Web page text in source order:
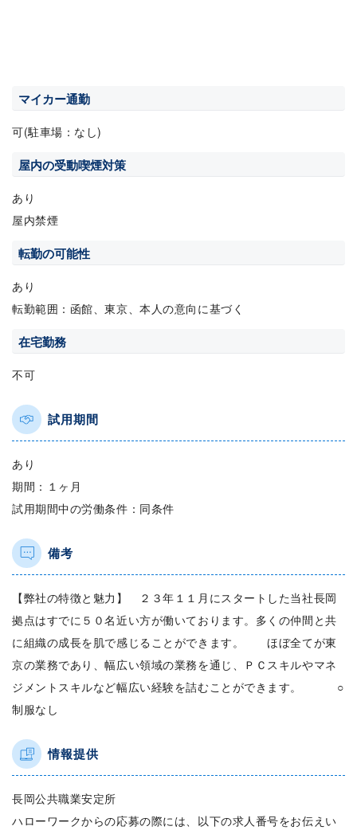
マイカー通勤
可(駐車場：なし)
屋内の受動喫煙対策
あり
屋内禁煙
転勤の可能性
あり
転勤範囲：函館、東京、本人の意向に基づく
在宅勤務
不可
試用期間
あり
期間：１ヶ月
試用期間中の労働条件：同条件
備考
【弊社の特徴と魅力】 ２３年１１月にスタートした当社長岡
拠点はすでに５０名近い方が働いております。多くの仲間と共
に組織の成長を肌で感じることができます。 ほぼ全てが東
京の業務であり、幅広い領域の業務を通じ、ＰＣスキルやマネ
ジメントスキルなど幅広い経験を詰むことができます。 ○
制服なし
情報提供
長岡公共職業安定所
ハローワークからの応募の際には、以下の求人番号をお伝えい